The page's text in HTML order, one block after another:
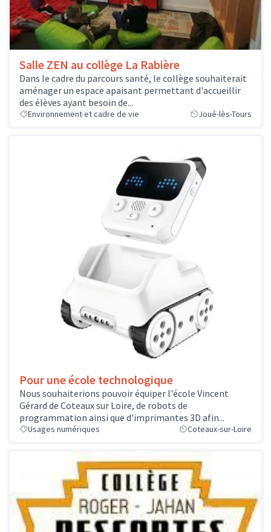
Salle ZEN au collège La Rabière
Dans le cadre du parcours santé, le collège souhaiterait
aménager un espace apaisant permettant d'accueillir
des élèves ayant besoin de...
Environnement et cadre de vie Joué-lès-Tours
Pour une école technologique
Nous souhaiterions pouvoir équiper l'école Vincent
Gérard de Coteaux sur Loire, de robots de
programmation ainsi que d'imprimantes 3D afin...
Usages numériques Coteaux-sur-Loire